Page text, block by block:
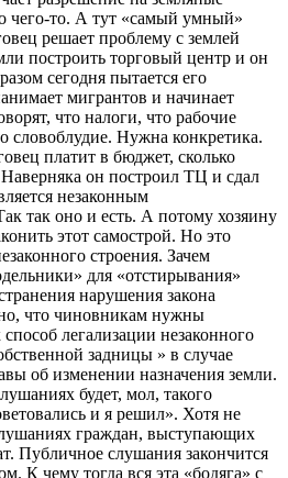
чего-то. А тут «самый умный»
решает проблему с землей
построить торговый центр и он
сегодня пытается его
мигрантов и начинает
что налоги, что рабочие
словоблудие. Нужна конкретика.
платит в бюджет, сколько
он построил ТЦ и сдал
незаконным
так оно и есть. А потому хозяину
этот самострой. Но это
строения. Зачем
для «отстирывания»
нарушения закона
что чиновникам нужны
легализации незаконного
задницы » в случае
об изменении назначения земли.
будет, мол, такого
и я решил». Хотя не
граждан, выступающих
Публичное слушания закончится
К чему тогда вся эта «бодяга» с